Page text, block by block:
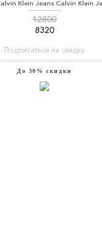
12800
8320
Подписаться на скидку
До 30% скидки